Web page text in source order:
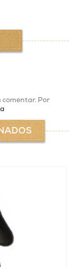
comentar. Por